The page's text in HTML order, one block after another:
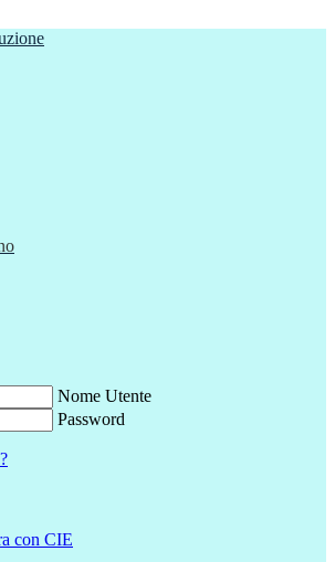
Nome Utente
Password
con CIE